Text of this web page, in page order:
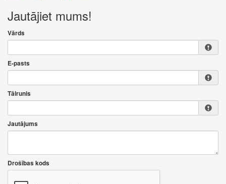
Jautājiet mums!
Vārds
E-pasts
Tālrunis
Jautājums
Drošības kods